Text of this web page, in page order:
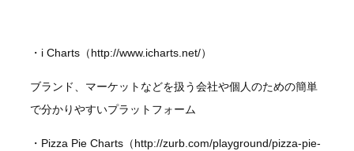
・i Charts（http://www.icharts.net/）
ブランド、マーケットなどを扱う会社や個人のための簡単
で分かりやすいプラットフォーム
・Pizza Pie Charts（http://zurb.com/playground/pizza-pie-